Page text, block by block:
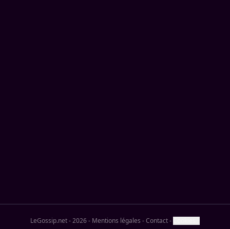
LeGossip.net - 2026- Mentions légales -Contact-